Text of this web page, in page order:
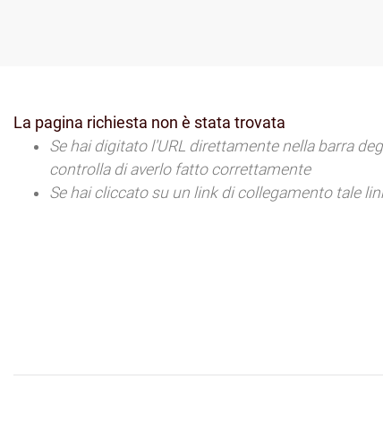
La pagina richiesta non è stata trovata
Se hai digitato l'URL direttamente nella barra
controlla di averlo fatto correttamente
Se hai cliccato su un link di collegamento tale